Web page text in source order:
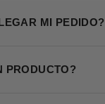
MI PEDIDO?
PRODUCTO?